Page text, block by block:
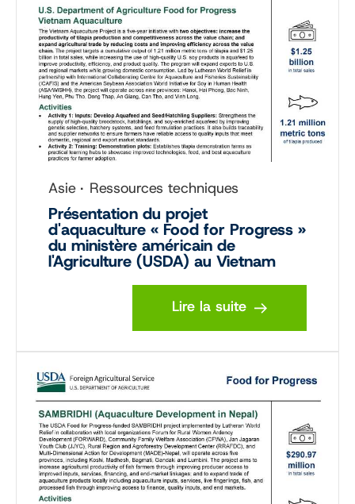
Asie Ressources techniques
Présentation du projet
d'aquaculture « Food for Progress »
du ministère américain de
l'Agriculture (USDA) au Vietnam
Lire la suite